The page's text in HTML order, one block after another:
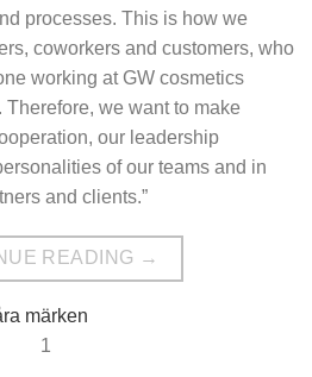
processes. This is how we
coworkers and customers, who
working at GW cosmetics
we want to make
our leadership
of our teams and in
and clients.”
READING →
märken
1